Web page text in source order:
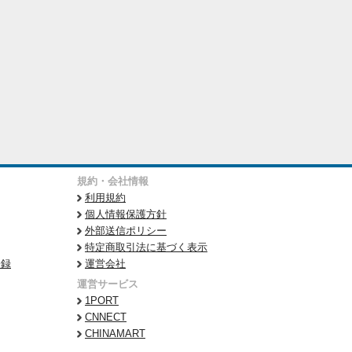
規約・会社情報
利用規約
個人情報保護方針
外部送信ポリシー
特定商取引法に基づく表示
運営会社
運営サービス
1PORT
CNNECT
CHINAMART